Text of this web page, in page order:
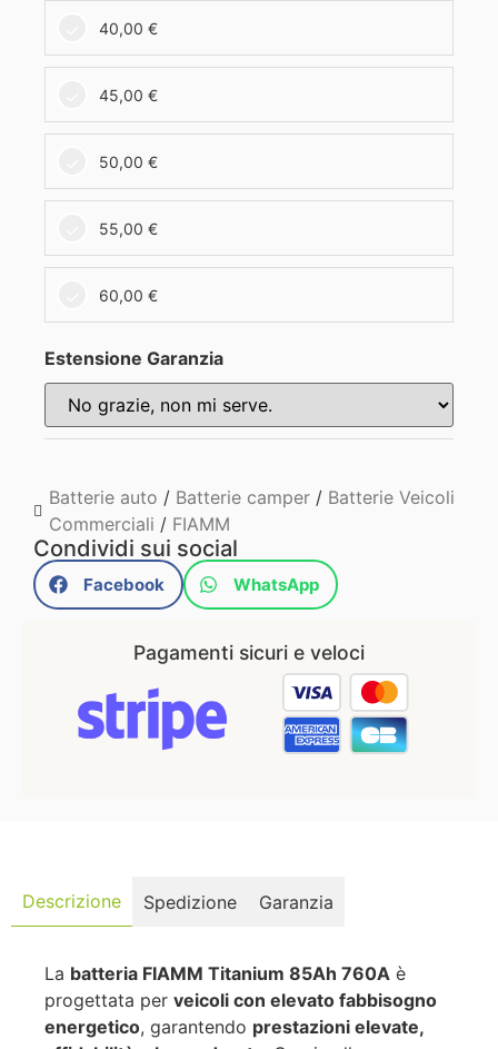
40,00 €
45,00 €
50,00 €
55,00 €
60,00 €
Estensione Garanzia
Batterie auto / Batterie camper / Batterie Veicoli
Commerciali / FIAMM
Condividi sui social
Facebook WhatsApp
Pagamenti sicuri e veloci
Descrizione Spedizione Garanzia
La batteria FIAMM Titanium 85Ah 760A è
progettata per veicoli con elevato fabbisogno
energetico, garantendo prestazioni elevate,